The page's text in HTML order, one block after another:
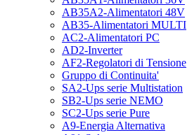
AB35A2-Alimentatori 48V
AB35-Alimentatori MULTI
AC2-Alimentatori PC
AD2-Inverter
AF2-Regolatori di Tensione
Gruppo di Continuita'
SA2-Ups serie Multistation
SB2-Ups serie NEMO
SC2-Ups serie Pure
A9-Energia Alternativa